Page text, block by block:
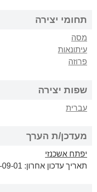
תחומי יצירה
מסה
עיתונאות
פרוזה
שפות יצירה
עברית
מעדכן/ת הערך
יפתח אשכנזי
תאריך עדכון אחרון: 2019-09-01 00:00:00